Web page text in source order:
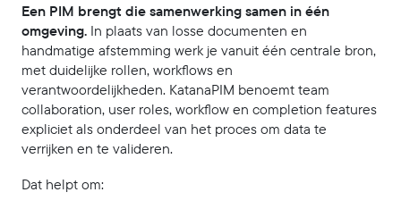
Een PIM brengt die samenwerking samen in één
omgeving. In plaats van losse documenten en
handmatige afstemming werk je vanuit één centrale bron,
met duidelijke rollen, workflows en
verantwoordelijkheden. KatanaPIM benoemt team
collaboration, user roles, workflow en completion features
expliciet als onderdeel van het proces om data te
verrijken en te valideren.
Dat helpt om: